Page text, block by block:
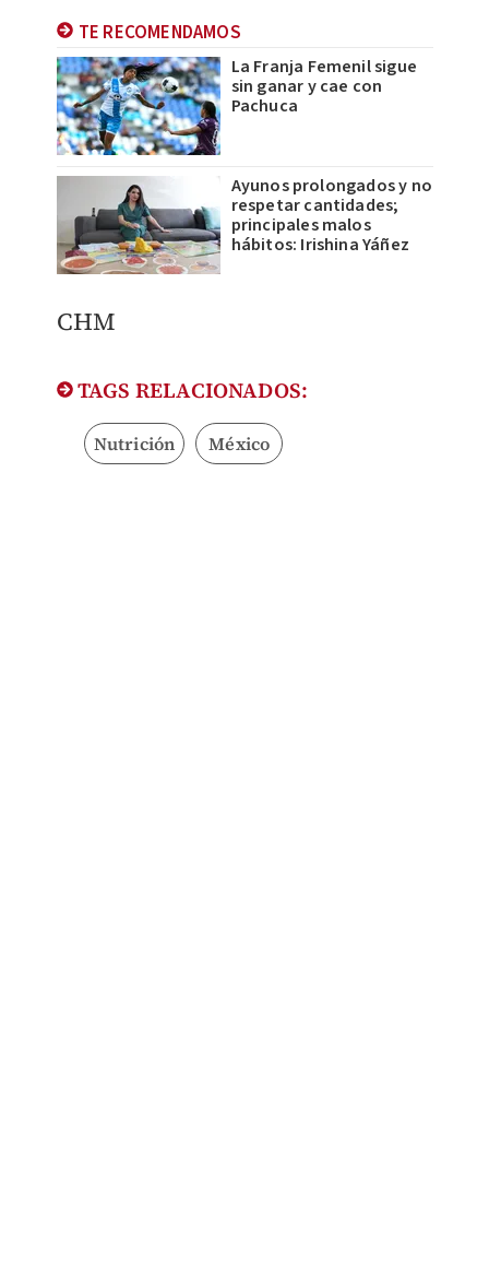
TE RECOMENDAMOS
La Franja Femenil sigue
sin ganar y cae con
Pachuca
Ayunos prolongados y no
respetar cantidades;
principales malos
hábitos: Irishina Yáñez
CHM
TAGS RELACIONADOS:
Nutrición México